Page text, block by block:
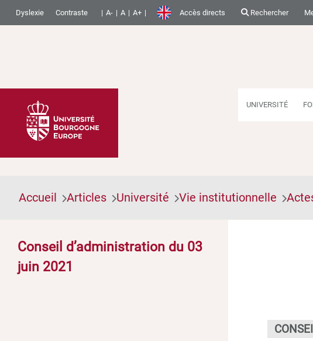
Dyslexie Contraste A- A A+ Accès directs Rechercher
UNIVERSITÉ
Accueil Articles Université Vie institutionnelle
Conseil d’administration du 03
juin 2021